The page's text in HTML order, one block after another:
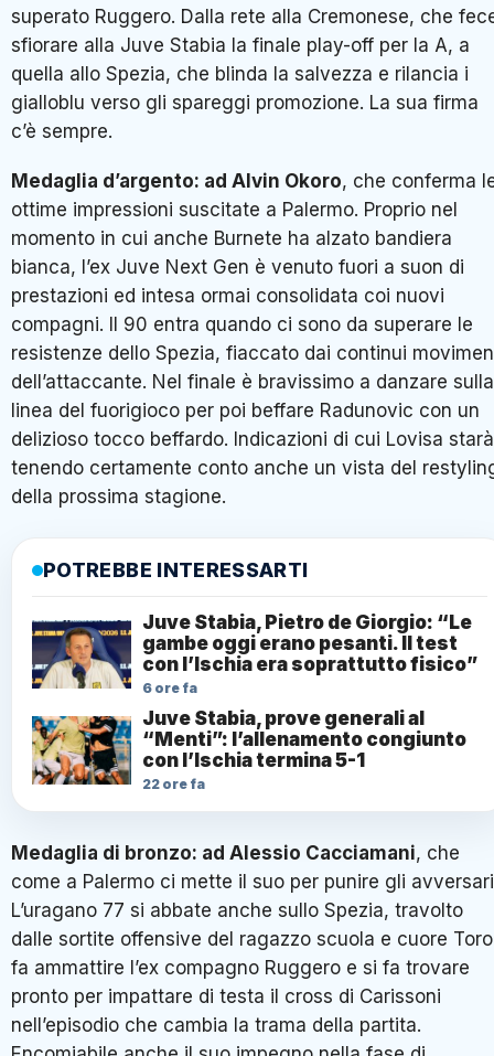
superato Ruggero. Dalla rete alla Cremonese, che
sfiorare alla Juve Stabia la finale play-off per la A, a
quella allo Spezia, che blinda la salvezza e rilancia i
gialloblu verso gli spareggi promozione. La sua firma
c’è sempre.
Medaglia d’argento: ad Alvin Okoro, che conferma
ottime impressioni suscitate a Palermo. Proprio nel
momento in cui anche Burnete ha alzato bandiera
bianca, l’ex Juve Next Gen è venuto fuori a suon di
prestazioni ed intesa ormai consolidata coi nuovi
compagni. Il 90 entra quando ci sono da superare le
resistenze dello Spezia, fiaccato dai continui
dell’attaccante. Nel finale è bravissimo a danzare sulla
linea del fuorigioco per poi beffare Radunovic con un
delizioso tocco beffardo. Indicazioni di cui Lovisa starà
tenendo certamente conto anche un vista del
della prossima stagione.
POTREBBE INTERESSARTI
Juve Stabia, Pietro de Giorgio: “Le
gambe oggi erano pesanti. Il test
con l’Ischia era soprattutto fisico”
6 ore fa
Juve Stabia, prove generali al
“Menti”: l’allenamento congiunto
con l’Ischia termina 5-1
22 ore fa
Medaglia di bronzo: ad Alessio Cacciamani, che
come a Palermo ci mette il suo per punire gli
L’uragano 77 si abbate anche sullo Spezia, travolto
dalle sortite offensive del ragazzo scuola e cuore
fa ammattire l’ex compagno Ruggero e si fa trovare
pronto per impattare di testa il cross di Carissoni
nell’episodio che cambia la trama della partita.